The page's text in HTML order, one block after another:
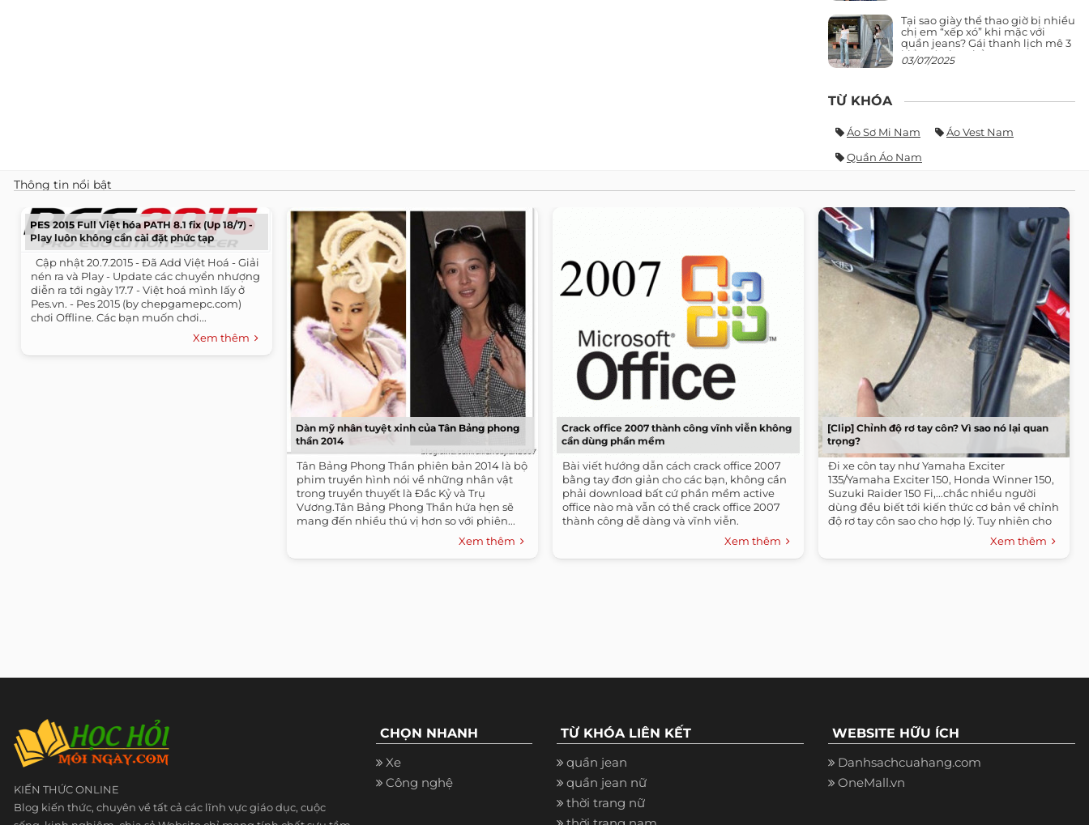
Tại sao giày thể thao giờ bị nhiều
chị em “xếp xó” khi mặc với
quần jeans? Gái thanh lịch mê 3
kiểu này hơn hẳn
03/07/2025
TỪ KHÓA
Áo Sơ Mi Nam
Áo Vest Nam
Quần Áo Nam
Thông tin nổi bật
PES 2015 Full Việt hóa PATH 8.1 fix (Up 18/7) -
Play luôn không cần cài đặt phức tạp
​ ​ Cập nhật 20.7.2015 - Đã Add Việt Hoá - Giải
nén ra và Play - Update các chuyển nhượng
diễn ra tới ngày 17.7 - Việt hoá mình lấy ở
Pes.vn. - Pes 2015 (by chepgamepc.com)
chơi Offline. Các bạn muốn chơi...
Xem thêm
Dàn mỹ nhân tuyệt xinh của Tân Bảng phong
thần 2014
Tân Bảng Phong Thần phiên bản 2014 là bộ
phim truyền hình nói về những nhân vật
trong truyền thuyết là Đắc Kỷ và Trụ
Vương.Tân Bảng Phong Thần hứa hẹn sẽ
mang đến nhiều thú vị hơn so với phiên...
Xem thêm
Crack office 2007 thành công vĩnh viễn không
cần dùng phần mềm
Bài viết hướng dẫn cách crack office 2007
bằng tay đơn giản cho các bạn, không cần
phải download bất cứ phần mềm active
office nào mà vẫn có thể crack office 2007
thành công dễ dàng và vĩnh viễn.
Xem thêm
[Clip] Chỉnh độ rơ tay côn? Vì sao nó lại quan
trọng?
Đi xe côn tay như Yamaha Exciter
135/Yamaha Exciter 150, Honda Winner 150,
Suzuki Raider 150 Fi,...chắc nhiều người
dùng đều biết tới kiến thức cơ bản về chỉnh
độ rơ tay côn sao cho hợp lý. Tuy nhiên cho
Xem thêm
KIẾN THỨC ONLINE
Blog kiến thức, chuyên về tất cả các lĩnh vực giáo dục, cuộc
CHỌN NHANH
Xe
Công nghệ
TỪ KHÓA LIÊN KẾT
quần jean
quần jean nữ
thời trang nữ
WEBSITE HỮU ÍCH
Danhsachcuahang.com
OneMall.vn